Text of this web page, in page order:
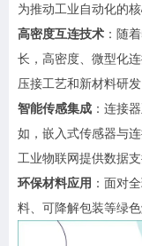
为推动工业自动化的
高密度互连技术 ：随
长，高密度、微型化
压接工艺和新材料研
智能传感集成 ：连接
如，嵌入式传感器与
工业物联网提供数据支
环保材料应用 ：面对
料、可降解包装等绿